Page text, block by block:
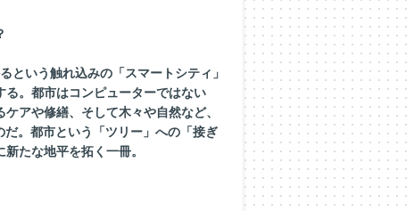
という触れ込みの「スマートシティ」
。都市はコンピューターではない
アや修繕、そして木々や自然など、
。都市という「ツリー」への「接ぎ
たな地平を拓く一冊。